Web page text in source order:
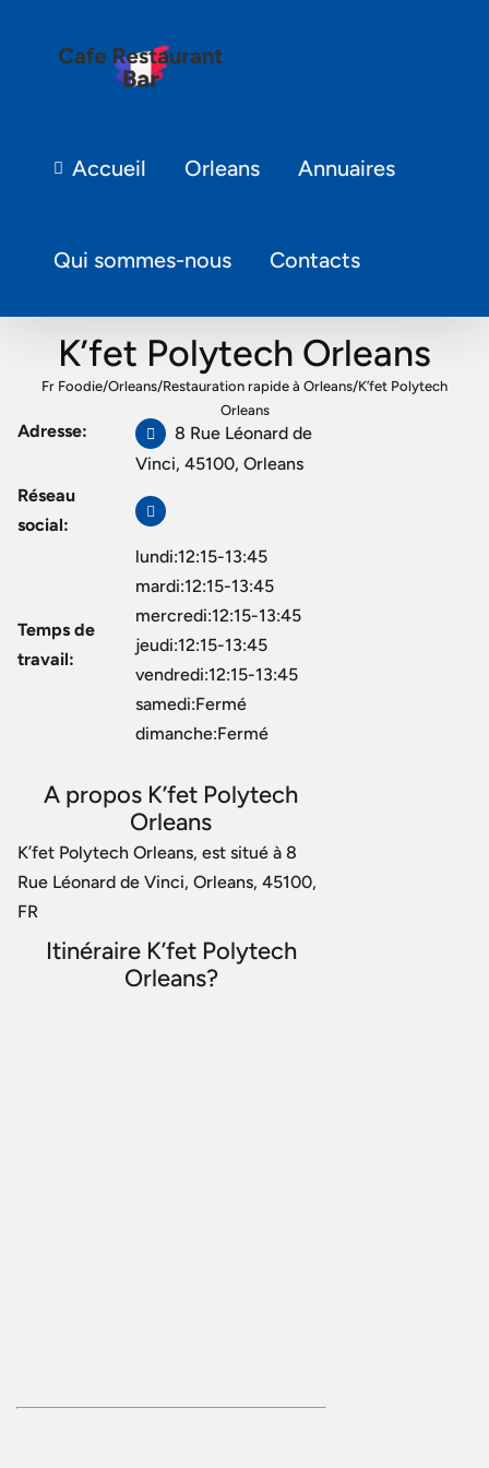
Accueil Orleans Annuaires
Qui sommes-nous Contacts
K’fet Polytech Orleans
Fr Foodie/Orleans/Restauration rapide à Orleans/K’fet Polytech
Orleans
Adresse:
8 Rue Léonard de
Vinci, 45100, Orleans
Réseau
social:
Temps de
travail:
lundi:12:15-13:45
mardi:12:15-13:45
mercredi:12:15-13:45
jeudi:12:15-13:45
vendredi:12:15-13:45
samedi:Fermé
dimanche:Fermé
A propos K’fet Polytech
Orleans
K’fet Polytech Orleans, est situé à 8
Rue Léonard de Vinci, Orleans, 45100,
FR
Itinéraire K’fet Polytech
Orleans?